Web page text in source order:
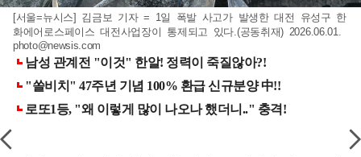
[서울=뉴시스] 김금보 기자 = 1일 폭발 사고가 발생한 대전 유성구 한
화에어로스페이스 대전사업장이 통제되고 있다.(공동취재) 2026.06.01.
photo@newsis.com